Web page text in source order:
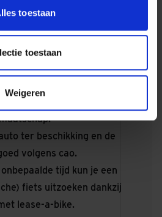
toestaan
toestaan
Weigeren
gestort.
arbeidsvoorwaarden zoals
van alle
en een bijdrage
ter beschikking en de
volgens cao.
tijd kun je een
fiets uitzoeken dankzij
lease-a-bike.